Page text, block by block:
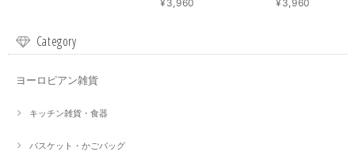
¥3,960
¥3,960
Category
ヨーロピアン雑貨
キッチン雑貨・食器
バスケット・かごバッグ